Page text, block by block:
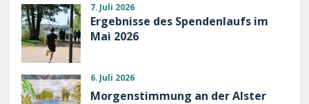
7. Juli 2026
Ergebnisse des Spendenlaufs im
Mai 2026
6. Juli 2026
Morgenstimmung an der Alster